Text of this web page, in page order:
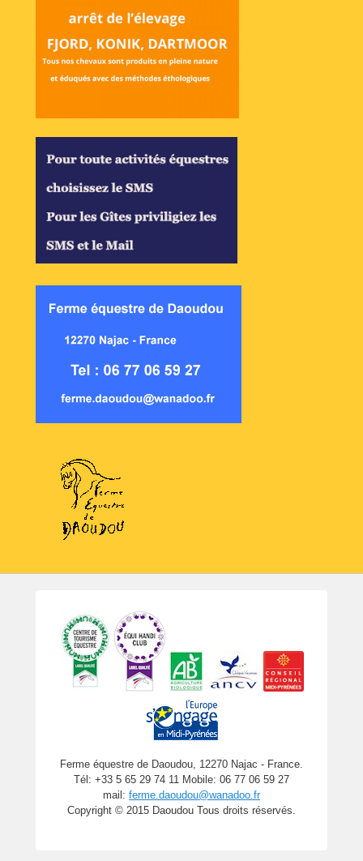
Ferme équestre de Daoudou, 12270 Najac - France.
Tél: +33 5 65 29 74 11 Mobile: 06 77 06 59 27
mail: ferme.daoudou@wanadoo.fr
Copyright © 2015 Daoudou Tous droits réservés.